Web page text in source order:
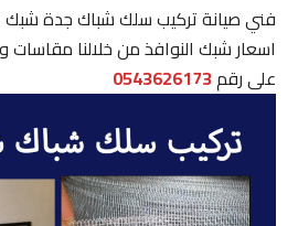
فني صيانة تركيب سلك شباك جدة شبك
اسعار شبك النوافذ من خلالنا
على رقم0543626173